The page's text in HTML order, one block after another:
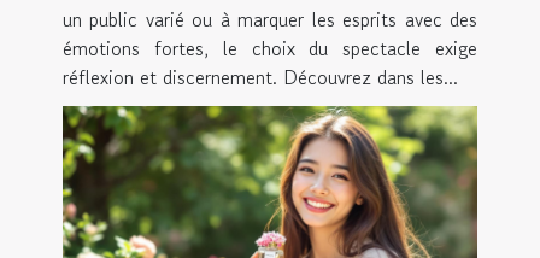
un public varié ou à marquer les esprits avec des
émotions fortes, le choix du spectacle exige
réflexion et discernement. Découvrez dans les...